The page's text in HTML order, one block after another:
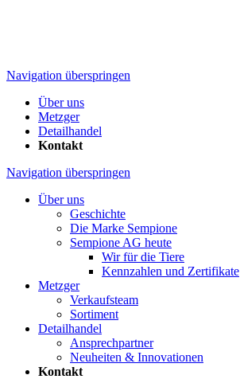
Navigation überspringen
Über uns
Metzger
Detailhandel
Kontakt
Navigation überspringen
Über uns
Geschichte
Die Marke Sempione
Sempione AG heute
Wir für die Tiere
Kennzahlen und Zertifikate
Metzger
Verkaufsteam
Sortiment
Detailhandel
Ansprechpartner
Neuheiten & Innovationen
Kontakt